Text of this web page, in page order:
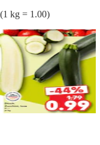
(1 kg = 1.00)